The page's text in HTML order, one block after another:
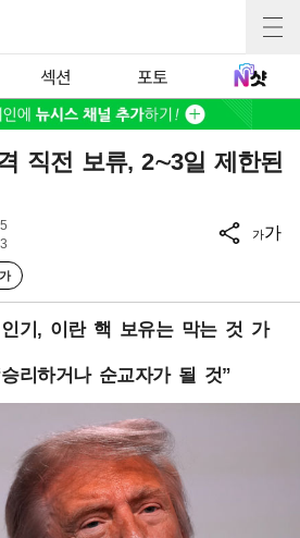
섹션 포토
직전 보류, 2∼3일 제한된
가가
기, 이란 핵 보유는 막는 것 가
리하거나 순교자가 될 것”